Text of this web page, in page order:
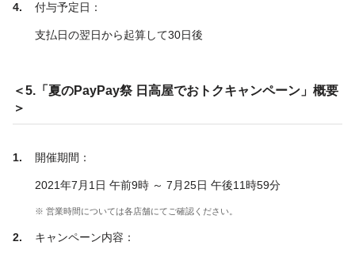
付与予定日：
支払日の翌日から起算して30日後
＜5.「夏のPayPay祭 日高屋でおトクキャンペーン」概要
＞
開催期間：
2021年7月1日 午前9時 ～ 7月25日 午後11時59分
※ 営業時間については各店舗にてご確認ください。
キャンペーン内容：